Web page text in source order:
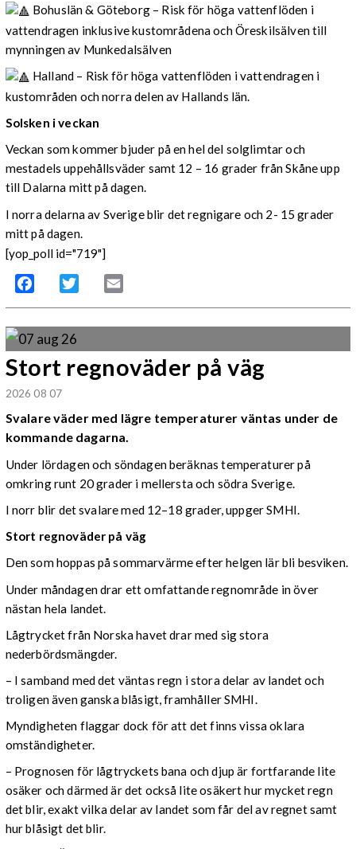
Bohuslän & Göteborg – Risk för höga vattenflöden i
vattendragen inklusive kustområdena och Öreskilsälven till
mynningen av Munkedalsälven
Halland – Risk för höga vattenflöden i vattendragen i
kustområden och norra delen av Hallands län.
Solsken i veckan
Veckan som kommer bjuder på en hel del solglimtar och
mestadels uppehållsväder samt 12 – 16 grader från Skåne upp
till Dalarna mitt på dagen.
I norra delarna av Sverige blir det regnigare och 2- 15 grader
mitt på dagen.
[yop_poll id="719"]
Facebook Twitter
Stort regnoväder på väg
2026 08 07
Svalare väder med lägre temperaturer väntas under de
kommande dagarna.
Under lördagen och söndagen beräknas temperaturer på
omkring runt 20 grader i mellersta och södra Sverige.
I norr blir det svalare med 12–18 grader, uppger SMHI.
Stort regnoväder på väg
Den som hoppas på sommarvärme efter helgen lär bli besviken.
Under måndagen drar ett omfattande regnområde in över
nästan hela landet.
Lågtrycket från Norska havet drar med sig stora
nederbördsmängder.
– I samband med det väntas regn i stora delar av landet och
troligen även ganska blåsigt, framhåller SMHI.
Myndigheten flaggar dock för att det finns vissa oklara
omständigheter.
– Prognosen för lågtryckets bana och djup är fortfarande lite
osäker och därmed är det också lite osäkert hur mycket regn
det blir, exakt vilka delar av landet som får del av regnet samt
hur blåsigt det blir.